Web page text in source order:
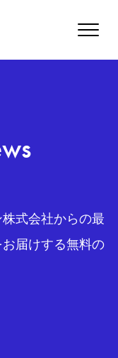
Toggle
式会社からの最
届けする無料の